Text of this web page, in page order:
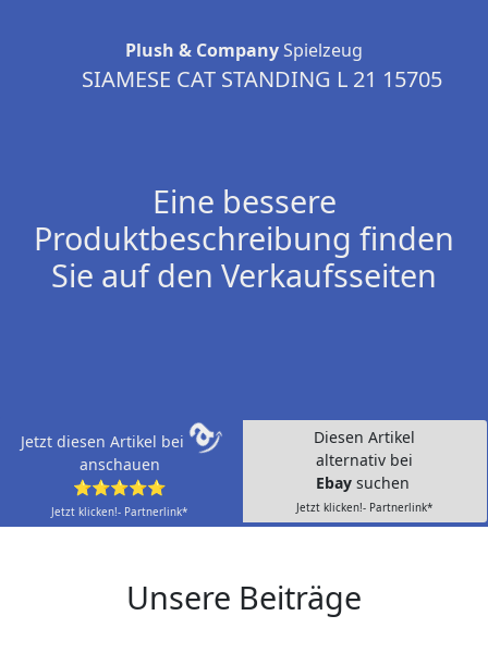
Plush & CompanySpielzeug
SIAMESE CAT STANDING L 21 15705
Eine bessere
Produktbeschreibung finden
Sie auf den Verkaufsseiten
Jetzt diesen Artikel bei
anschauen
⭐⭐⭐⭐⭐
Jetzt klicken!- Partnerlink*
Diesen Artikel
alternativ bei
Ebay suchen
Jetzt klicken!- Partnerlink*
Unsere Beiträge